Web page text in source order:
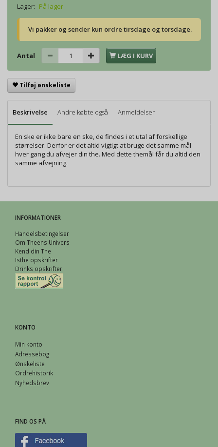
Lager: På lager
Vi pakker og sender kun ordre tirsdage og torsdage.
Antal LÆG I KURV
Tilføj ønskeliste
Beskrivelse Andre købte også Anmeldelser
En ske er ikke bare en ske, de findes i et utal af forskellige
størrelser. Derfor er det altid vigtigt at bruge det samme mål
hver gang du afvejer din the. Med dette themål får du altid den
samme afvejning.
INFORMATIONER
Handelsbetingelser
Om Theens Univers
Kend din The
Isthe opskrifter
Drinks opskrifter
KONTO
Min konto
Adressebog
Ønskeliste
Ordrehistorik
Nyhedsbrev
FIND OS PÅ